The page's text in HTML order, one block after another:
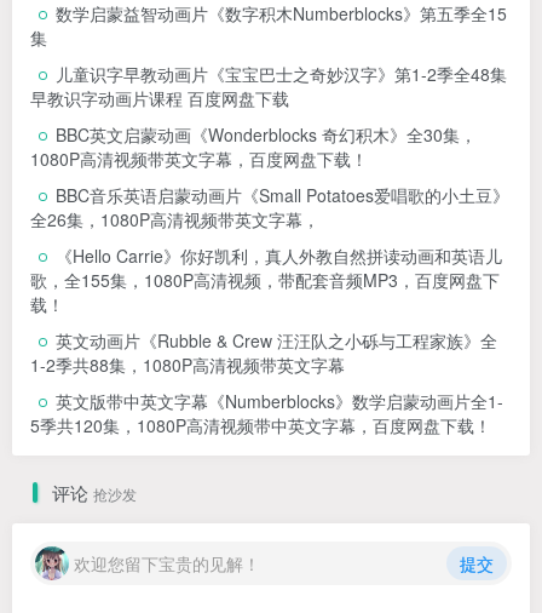
数学启蒙益智动画片《数字积木Numberblocks》第五季全15
集
儿童识字早教动画片《宝宝巴士之奇妙汉字》第1-2季全48集
早教识字动画片课程 百度网盘下载
BBC英文启蒙动画《Wonderblocks 奇幻积木》全30集，
1080P高清视频带英文字幕，百度网盘下载！
BBC音乐英语启蒙动画片《Small Potatoes爱唱歌的小土豆》
全26集，1080P高清视频带英文字幕，
《Hello Carrie》你好凯利，真人外教自然拼读动画和英语儿
歌，全155集，1080P高清视频，带配套音频MP3，百度网盘下
载！
英文动画片《Rubble & Crew 汪汪队之小砾与工程家族》全
1-2季共88集，1080P高清视频带英文字幕
英文版带中英文字幕《Numberblocks》数学启蒙动画片全1-
5季共120集，1080P高清视频带中英文字幕，百度网盘下载！
评论 抢沙发
欢迎您留下宝贵的见解！ 提交